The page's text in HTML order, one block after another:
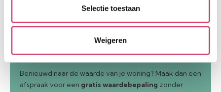
Selectie toestaan
Weigeren
Gratis Waardebepaling
Benieuwd naar de waarde van je woning? Maak dan een
afspraak voor een gratis waardebepaling zonder